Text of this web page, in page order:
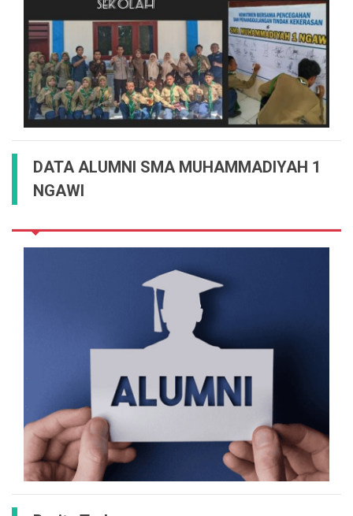
DATA ALUMNI SMA MUHAMMADIYAH 1
NGAWI